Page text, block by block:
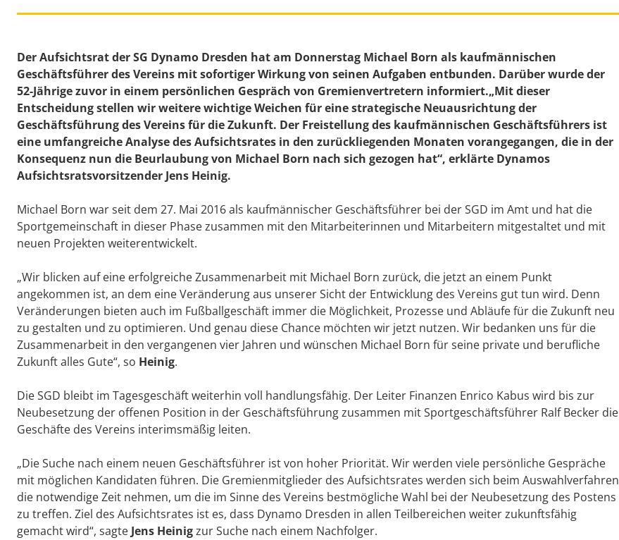
Der Aufsichtsrat der SG Dynamo Dresden hat am Donnerstag Michael Born als kaufmännischen
Geschäftsführer des Vereins mit sofortiger Wirkung von seinen Aufgaben entbunden. Darüber wurde der
52-Jährige zuvor in einem persönlichen Gespräch von Gremienvertretern informiert.„Mit dieser
Entscheidung stellen wir weitere wichtige Weichen für eine strategische Neuausrichtung der
Geschäftsführung des Vereins für die Zukunft. Der Freistellung des kaufmännischen Geschäftsführers ist
eine umfangreiche Analyse des Aufsichtsrates in den zurückliegenden Monaten vorangegangen, die in der
Konsequenz nun die Beurlaubung von Michael Born nach sich gezogen hat“, erklärte Dynamos
Aufsichtsratsvorsitzender Jens Heinig.
Michael Born war seit dem 27. Mai 2016 als kaufmännischer Geschäftsführer bei der SGD im Amt und hat die
Sportgemeinschaft in dieser Phase zusammen mit den Mitarbeiterinnen und Mitarbeitern mitgestaltet und mit
neuen Projekten weiterentwickelt.
„Wir blicken auf eine erfolgreiche Zusammenarbeit mit Michael Born zurück, die jetzt an einem Punkt
angekommen ist, an dem eine Veränderung aus unserer Sicht der Entwicklung des Vereins gut tun wird. Denn
Veränderungen bieten auch im Fußballgeschäft immer die Möglichkeit, Prozesse und Abläufe für die Zukunft neu
zu gestalten und zu optimieren. Und genau diese Chance möchten wir jetzt nutzen. Wir bedanken uns für die
Zusammenarbeit in den vergangenen vier Jahren und wünschen Michael Born für seine private und berufliche
Zukunft alles Gute“, so Heinig.
Die SGD bleibt im Tagesgeschäft weiterhin voll handlungsfähig. Der Leiter Finanzen Enrico Kabus wird bis zur
Neubesetzung der offenen Position in der Geschäftsführung zusammen mit Sportgeschäftsführer Ralf Becker die
Geschäfte des Vereins interimsmäßig leiten.
„Die Suche nach einem neuen Geschäftsführer ist von hoher Priorität. Wir werden viele persönliche Gespräche
mit möglichen Kandidaten führen. Die Gremienmitglieder des Aufsichtsrates werden sich beim Auswahlverfahren
die notwendige Zeit nehmen, um die im Sinne des Vereins bestmögliche Wahl bei der Neubesetzung des Postens
zu treffen. Ziel des Aufsichtsrates ist es, dass Dynamo Dresden in allen Teilbereichen weiter zukunftsfähig
gemacht wird“, sagte Jens Heinigzur Suche nach einem Nachfolger.